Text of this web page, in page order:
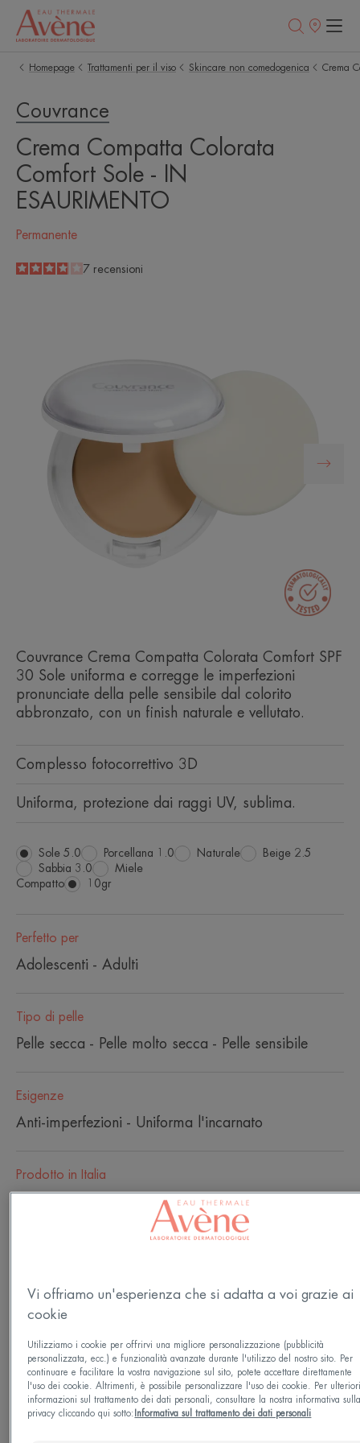
Punti
Homepage Trattamenti per il viso Skincare non comedogenica Crema
Couvrance
Crema Compatta Colorata
Comfort Sole - IN
ESAURIMENTO
Permanente
3.9
/
5
7 recensioni
Couvrance Crema Compatta Colorata Comfort SPF
30 Sole uniforma e corregge le imperfezioni
pronunciate della pelle sensibile dal colorito
abbronzato, con un finish naturale e vellutato.
Complesso fotocorrettivo 3D
Uniforma, protezione dai raggi UV, sublima.
Sole 5.0 Porcellana 1.0 Naturale
Beige 2.5
Sabbia 3.0
Miele
Compatto
Compatto
10gr
Perfetto per
Adolescenti - Adulti
Tipo di pelle
Pelle secca - Pelle molto secca - Pelle sensibile
Esigenze
Anti-imperfezioni - Uniforma l'incarnato
Prodotto in Italia
Couvrance Crema Compatta Colorata Comfort
Sole uniforma l'incarnato della pelle sensibile e
setosa e confortevole, la crema colorata dona un
la sensazione di “pelle che tira'. Facile da applicare
e da stendere, dona un risultato vellutato, effetto
“seconda pelle', a lunga durata. Senza profumo e
Vi offriamo un'esperienza che si adatta a voi grazie ai
cookie
Utilizziamo i cookie per offrirvi una migliore personalizzazione (pubblicità
personalizzata, ecc.) e funzionalità avanzate durante l'utilizzo del nostro sito. Per
continuare e facilitare la vostra navigazione sul sito, potete accettare direttamente
l'uso dei cookie. Altrimenti, è possibile personalizzare l'uso dei cookie. Per
informazioni sul trattamento dei dati personali, consultare la nostra informativa
privacy cliccando qui sotto: Informativa sul trattamento dei dati personali